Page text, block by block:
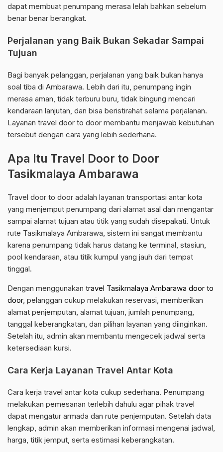
dapat membuat penumpang merasa lelah bahkan sebelum
benar benar berangkat.
Perjalanan yang Baik Bukan Sekadar Sampai
Tujuan
Bagi banyak pelanggan, perjalanan yang baik bukan hanya
soal tiba di Ambarawa. Lebih dari itu, penumpang ingin
merasa aman, tidak terburu buru, tidak bingung mencari
kendaraan lanjutan, dan bisa beristirahat selama perjalanan.
Layanan travel door to door membantu menjawab kebutuhan
tersebut dengan cara yang lebih sederhana.
Apa Itu Travel Door to Door
Tasikmalaya Ambarawa
Travel door to door adalah layanan transportasi antar kota
yang menjemput penumpang dari alamat asal dan mengantar
sampai alamat tujuan atau titik yang sudah disepakati. Untuk
rute Tasikmalaya Ambarawa, sistem ini sangat membantu
karena penumpang tidak harus datang ke terminal, stasiun,
pool kendaraan, atau titik kumpul yang jauh dari tempat
tinggal.
Dengan menggunakan travel Tasikmalaya Ambarawa door to
door, pelanggan cukup melakukan reservasi, memberikan
alamat penjemputan, alamat tujuan, jumlah penumpang,
tanggal keberangkatan, dan pilihan layanan yang diinginkan.
Setelah itu, admin akan membantu mengecek jadwal serta
ketersediaan kursi.
Cara Kerja Layanan Travel Antar Kota
Cara kerja travel antar kota cukup sederhana. Penumpang
melakukan pemesanan terlebih dahulu agar pihak travel
dapat mengatur armada dan rute penjemputan. Setelah data
lengkap, admin akan memberikan informasi mengenai jadwal,
harga, titik jemput, serta estimasi keberangkatan.